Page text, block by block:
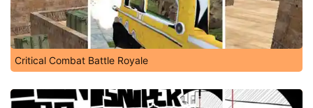
Critical Combat Battle Royale